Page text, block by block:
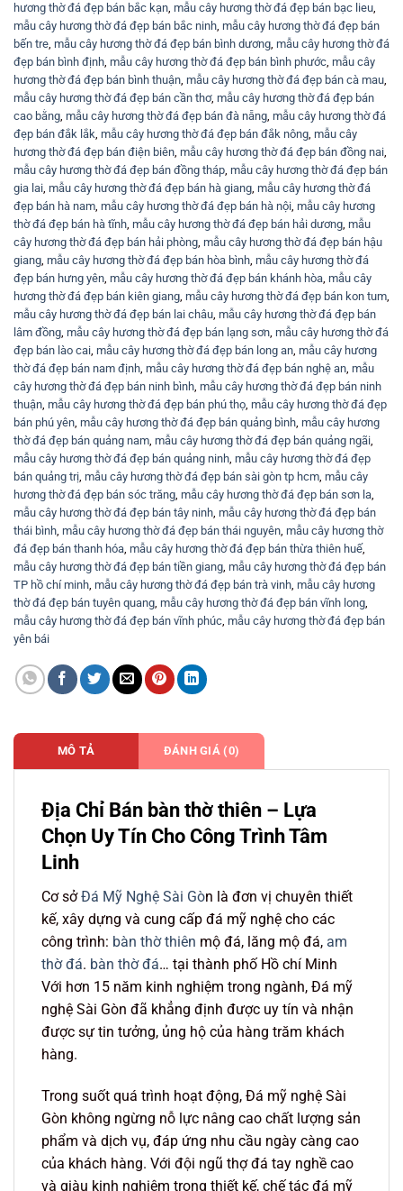
hương thờ đá đẹp bán bắc kạn, mẫu cây hương thờ đá đẹp bán bạc lieu,
mẫu cây hương thờ đá đẹp bán bắc ninh, mẫu cây hương thờ đá đẹp bán
bến tre, mẫu cây hương thờ đá đẹp bán bình dương, mẫu cây hương thờ đá
đẹp bán bình định, mẫu cây hương thờ đá đẹp bán bình phước, mẫu cây
hương thờ đá đẹp bán bình thuận, mẫu cây hương thờ đá đẹp bán cà mau,
mẫu cây hương thờ đá đẹp bán cần thơ, mẫu cây hương thờ đá đẹp bán
cao bằng, mẫu cây hương thờ đá đẹp bán đà nẵng, mẫu cây hương thờ đá
đẹp bán đắk lắk, mẫu cây hương thờ đá đẹp bán đắk nông, mẫu cây
hương thờ đá đẹp bán điện biên, mẫu cây hương thờ đá đẹp bán đồng nai,
mẫu cây hương thờ đá đẹp bán đồng tháp, mẫu cây hương thờ đá đẹp bán
gia lai, mẫu cây hương thờ đá đẹp bán hà giang, mẫu cây hương thờ đá
đẹp bán hà nam, mẫu cây hương thờ đá đẹp bán hà nội, mẫu cây hương
thờ đá đẹp bán hà tĩnh, mẫu cây hương thờ đá đẹp bán hải dương, mẫu
cây hương thờ đá đẹp bán hải phòng, mẫu cây hương thờ đá đẹp bán hậu
giang, mẫu cây hương thờ đá đẹp bán hòa bình, mẫu cây hương thờ đá
đẹp bán hưng yên, mẫu cây hương thờ đá đẹp bán khánh hòa, mẫu cây
hương thờ đá đẹp bán kiên giang, mẫu cây hương thờ đá đẹp bán kon tum,
mẫu cây hương thờ đá đẹp bán lai châu, mẫu cây hương thờ đá đẹp bán
lâm đồng, mẫu cây hương thờ đá đẹp bán lạng sơn, mẫu cây hương thờ đá
đẹp bán lào cai, mẫu cây hương thờ đá đẹp bán long an, mẫu cây hương
thờ đá đẹp bán nam định, mẫu cây hương thờ đá đẹp bán nghệ an, mẫu
cây hương thờ đá đẹp bán ninh bình, mẫu cây hương thờ đá đẹp bán ninh
thuận, mẫu cây hương thờ đá đẹp bán phú thọ, mẫu cây hương thờ đá đẹp
bán phú yên, mẫu cây hương thờ đá đẹp bán quảng bình, mẫu cây hương
thờ đá đẹp bán quảng nam, mẫu cây hương thờ đá đẹp bán quảng ngãi,
mẫu cây hương thờ đá đẹp bán quảng ninh, mẫu cây hương thờ đá đẹp
bán quảng trị, mẫu cây hương thờ đá đẹp bán sài gòn tp hcm, mẫu cây
hương thờ đá đẹp bán sóc trăng, mẫu cây hương thờ đá đẹp bán sơn la,
mẫu cây hương thờ đá đẹp bán tây ninh, mẫu cây hương thờ đá đẹp bán
thái bình, mẫu cây hương thờ đá đẹp bán thái nguyên, mẫu cây hương thờ
đá đẹp bán thanh hóa, mẫu cây hương thờ đá đẹp bán thừa thiên huế,
mẫu cây hương thờ đá đẹp bán tiền giang, mẫu cây hương thờ đá đẹp bán
TP hồ chí minh, mẫu cây hương thờ đá đẹp bán trà vinh, mẫu cây hương
thờ đá đẹp bán tuyên quang, mẫu cây hương thờ đá đẹp bán vĩnh long,
mẫu cây hương thờ đá đẹp bán vĩnh phúc, mẫu cây hương thờ đá đẹp bán
yên bái
MÔ TẢ ĐÁNH GIÁ (0)
Địa Chỉ Bán bàn thờ thiên – Lựa
Chọn Uy Tín Cho Công Trình Tâm
Linh
Cơ sởĐá Mỹ Nghệ Sài Gòn là đơn vị chuyên thiết
kế, xây dựng và cung cấp đá mỹ nghệ cho các
công trình: bàn thờ thiên mộ đá, lăng mộ đá, am
thờ đá. bàn thờ đá… tại thành phố Hồ chí Minh
Với hơn 15 năm kinh nghiệm trong ngành, Đá mỹ
nghệ Sài Gòn đã khẳng định được uy tín và nhận
được sự tin tưởng, ủng hộ của hàng trăm khách
hàng.
Trong suốt quá trình hoạt động, Đá mỹ nghệ Sài
Gòn không ngừng nỗ lực nâng cao chất lượng sản
phẩm và dịch vụ, đáp ứng nhu cầu ngày càng cao
của khách hàng. Với đội ngũ thợ đá tay nghề cao
và giàu kinh nghiệm trong thiết kế, chế tác đá mỹ